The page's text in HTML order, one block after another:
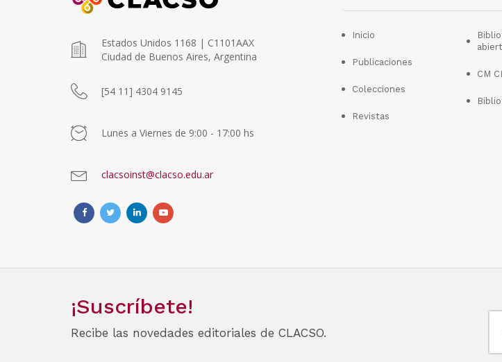
Estados Unidos 1168 | C1101AAX
Ciudad de Buenos Aires, Argentina
[54 11] 4304 9145
Lunes a Viernes de 9:00 - 17:00 hs
clacsoinst@clacso.edu.ar
Inicio
Publicaciones
Colecciones
Revistas
CM
¡Suscríbete!
Recibe las novedades editoriales de CLACSO.